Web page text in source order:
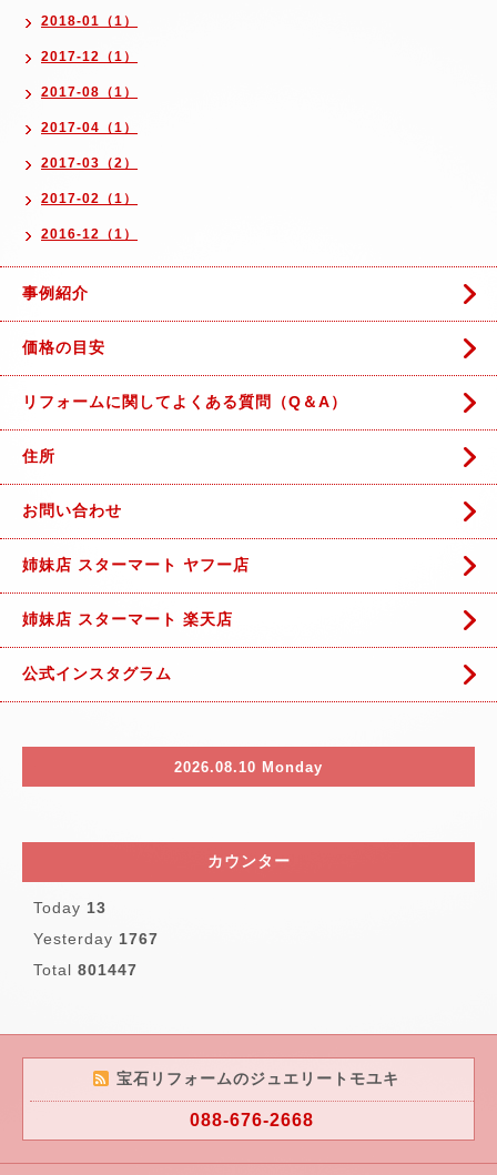
2018-01（1）
2017-12（1）
2017-08（1）
2017-04（1）
2017-03（2）
2017-02（1）
2016-12（1）
事例紹介
価格の目安
リフォームに関してよくある質問（Q＆A）
住所
お問い合わせ
姉妹店 スターマート ヤフー店
姉妹店 スターマート 楽天店
公式インスタグラム
2026.08.10 Monday
カウンター
Today 13
Yesterday 1767
Total 801447
宝石リフォームのジュエリートモユキ
088-676-2668